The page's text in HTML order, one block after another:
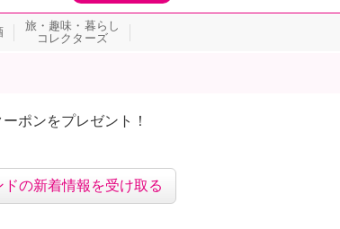
旅・趣味・暮らし
コレクターズ
ポンをプレゼント！
ドの新着情報を受け取る